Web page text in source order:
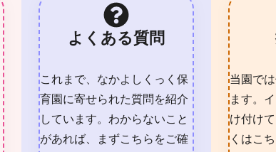
よくある質問
これまで、なかよしくっく保
育園に寄せられた質問を紹介
しています。わからないこと
があれば、まずこちらをご確
当園で
ます。
け付け
くはこ